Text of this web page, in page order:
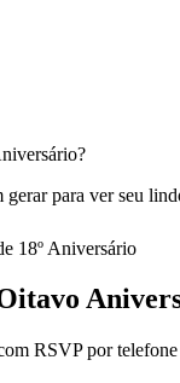
para ver seu
18º Aniversário
RSVP por